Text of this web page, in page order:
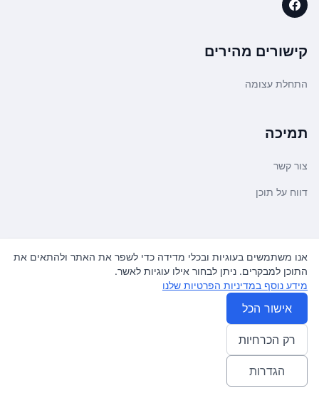
קישורים מהירים
התחלת עצומה
תמיכה
צור קשר
דווח על תוכן
משפטי ועדכונים
מדיניות פרטיות
תנאי שימוש
© 2026 עצומה. כל הזכויות שמורות.
אנו משתמשים בעוגיות ובכלי מדידה כדי לשפר את האתר ולהתאים את
התוכן למבקרים. ניתן לבחור אילו עוגיות לאשר.
מידע נוסף במדיניות הפרטיות שלנו
אישור הכל
רק הכרחיות
הגדרות